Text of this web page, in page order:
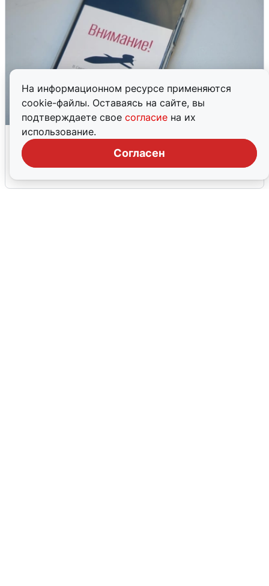
На информационном ресурсе применяются
cookie-файлы. Оставаясь на сайте, вы
подтверждаете свое согласие на их
использование.
Согласен
Ракетная опасность в Свердловской
области: что известно